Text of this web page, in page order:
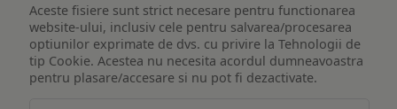
Aceste fisiere sunt strict necesare pentru functionarea
website-ului, inclusiv cele pentru salvarea/procesarea
optiunilor exprimate de dvs. cu privire la Tehnologii de
tip Cookie. Acestea nu necesita acordul dumneavoastra
pentru plasare/accesare si nu pot fi dezactivate.